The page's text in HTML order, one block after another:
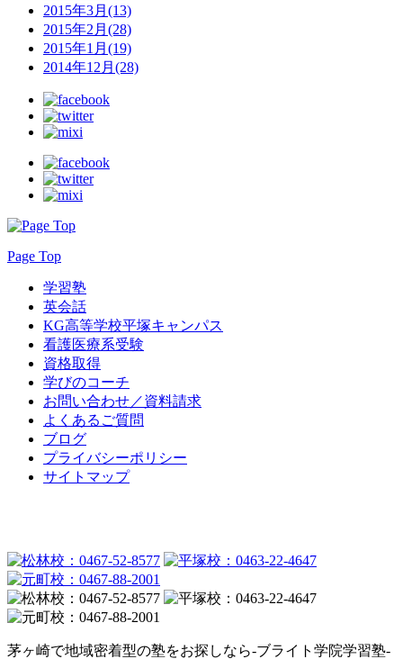
2015年3月(13)
2015年2月(28)
2015年1月(19)
2014年12月(28)
Page Top
学習塾
英会話
KG高等学校平塚キャンパス
看護医療系受験
資格取得
学びのコーチ
お問い合わせ／資料請求
よくあるご質問
ブログ
プライバシーポリシー
サイトマップ
茅ヶ崎で地域密着型の塾をお探しなら-ブライト学院学習塾-